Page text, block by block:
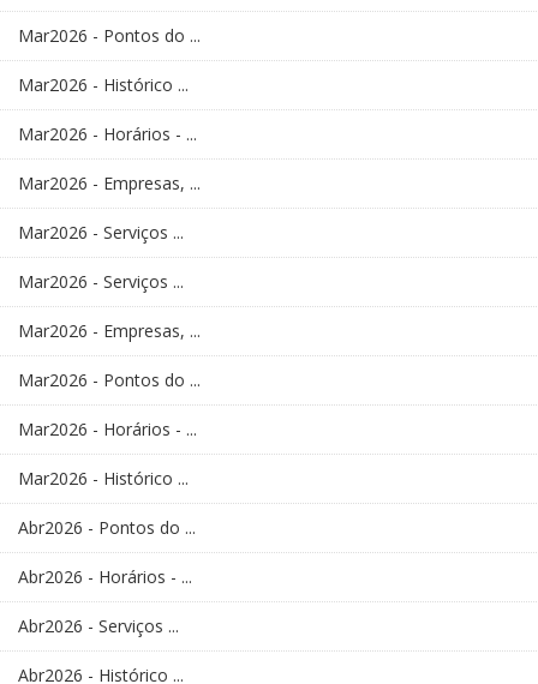
Mar2026 - Pontos do ...
Mar2026 - Histórico ...
Mar2026 - Horários - ...
Mar2026 - Empresas, ...
Mar2026 - Serviços ...
Mar2026 - Serviços ...
Mar2026 - Empresas, ...
Mar2026 - Pontos do ...
Mar2026 - Horários - ...
Mar2026 - Histórico ...
Abr2026 - Pontos do ...
Abr2026 - Horários - ...
Abr2026 - Serviços ...
Abr2026 - Histórico ...